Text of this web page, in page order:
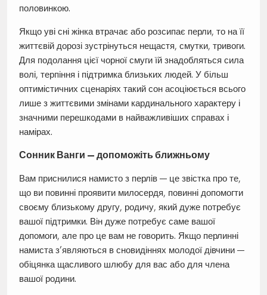
половинкою.
Якщо уві сні жінка втрачає або розсипає перли, то на її
життєвій дорозі зустрінуться нещастя, смутки, тривоги.
Для подолання цієї чорної смуги їй знадобляться сила
волі, терпіння і підтримка близьких людей. У більш
оптимістичних сценаріях такий сон асоціюється всього
лише з життєвими змінами кардинального характеру і
значними перешкодами в найважливіших справах і
намірах.
Сонник Ванги — допоможіть ближньому
Вам приснилися намисто з перлів — це звістка про те,
що ви повинні проявити милосердя, повинні допомогти
своєму близькому другу, родичу, який дуже потребує
вашої підтримки. Він дуже потребує саме вашої
допомоги, але про це вам не говорить. Якщо перлинні
намиста з’являються в сновидіннях молодої дівчини —
обіцянка щасливого шлюбу для вас або для члена
вашої родини.